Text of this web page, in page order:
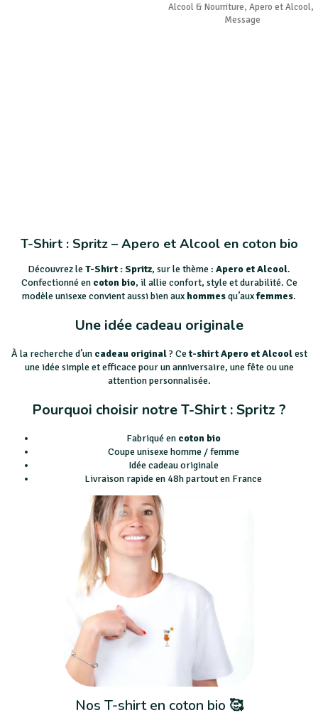
Alcool & Nourriture, Apero et Alcool,
Message
T-Shirt : Spritz – Apero et Alcool en coton bio
Découvrez leT-Shirt : Spritz, sur le thème : Apero et Alcool.
Confectionné en coton bio, il allie confort, style et durabilité. Ce
modèle unisexe convient aussi bien aux hommesqu’auxfemmes.
Une idée cadeau originale
À la recherche d’un cadeau original? Cet-shirt Apero et Alcoolest
une idée simple et efficace pour un anniversaire, une fête ou une
attention personnalisée.
Pourquoi choisir notre T-Shirt : Spritz ?
Fabriqué en coton bio
Coupe unisexe homme / femme
Idée cadeau originale
Livraison rapide en 48h partout en France
Nos T-shirt en coton bio 🥰